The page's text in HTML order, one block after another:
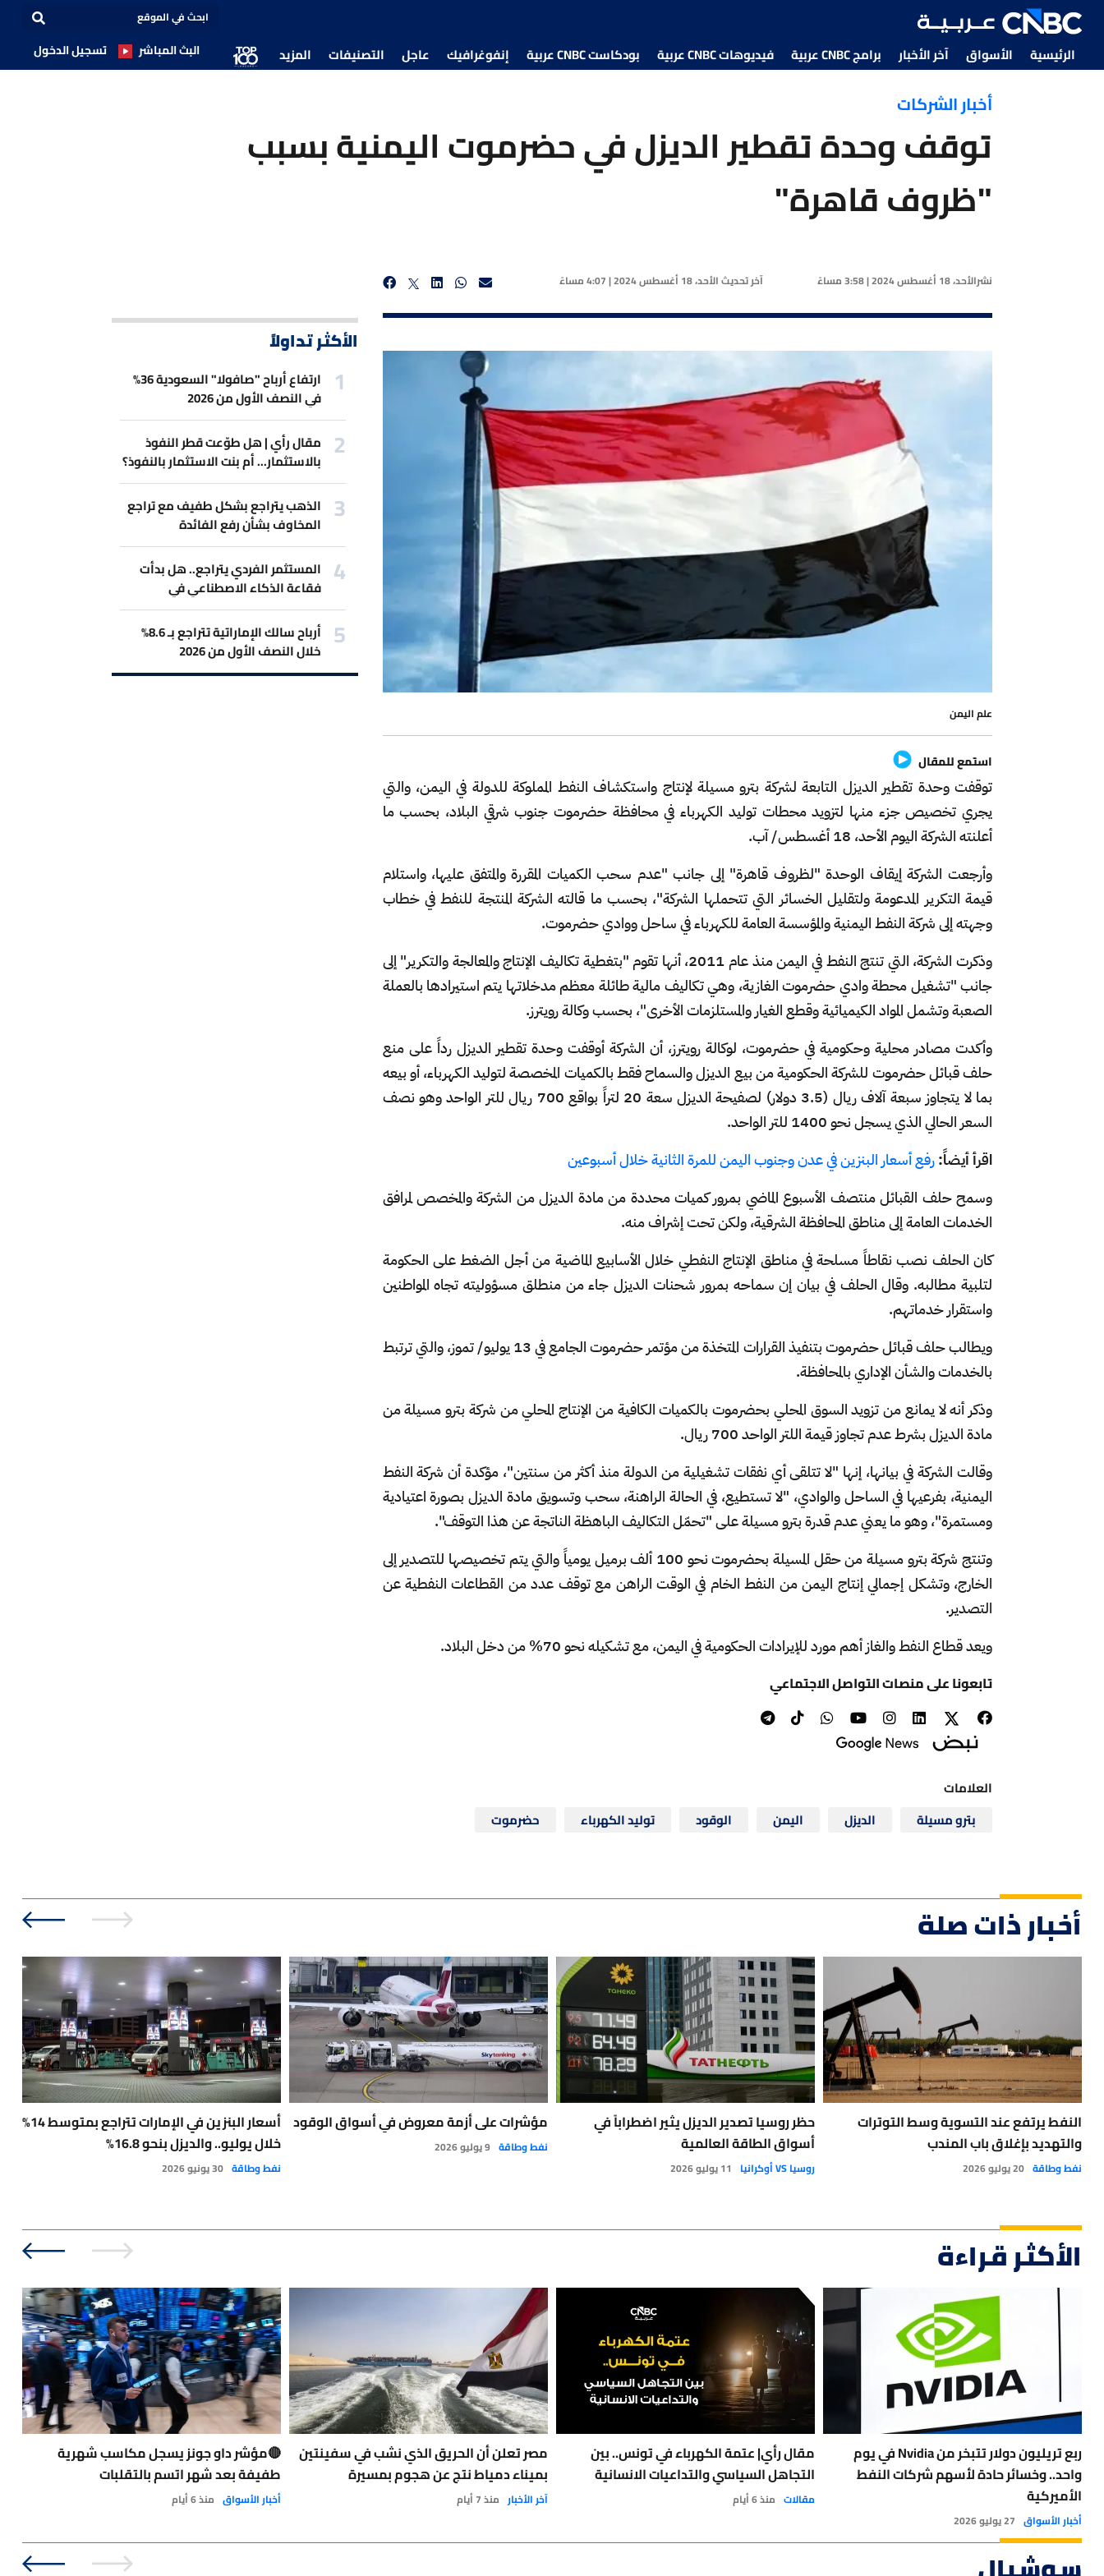
الرئيسية الأسواق آخر الأخبار برامج CNBC عربية فيديوهات CNBC عربية بودكاست CNBC عربية إنفوغرافيك عاجل التصنيفات المزيد البث المباشر تسجيل الدخول
أخبار الشركات
توقف وحدة تقطير الديزل في حضرموت اليمنية بسبب
"ظروف قاهرة"
نشرالأحد، 18 أغسطس 2024 | 3:58 مساءً آخر تحديثالأحد، 18 أغسطس 2024 | 4:07 مساءً
علم اليمن
استمع للمقال
توقفت وحدة تقطير الديزل التابعة لشركة بترو مسيلة لإنتاج واستكشاف النفط المملوكة للدولة في اليمن، والتي
يجري تخصيص جزء منها لتزويد محطات توليد الكهرباء في محافظة حضرموت جنوب شرقي البلاد، بحسب ما
أعلنته الشركة اليوم الأحد، 18 أغسطس/ آب.
وأرجعت الشركة إيقاف الوحدة "لظروف قاهرة" إلى جانب "عدم سحب الكميات المقررة والمتفق عليها، واستلام
قيمة التكرير المدعومة ولتقليل الخسائر التي تتحملها الشركة"، بحسب ما قالته الشركة المنتجة للنفط في خطاب
وجهته إلى شركة النفط اليمنية والمؤسسة العامة للكهرباء في ساحل ووادي حضرموت.
وذكرت الشركة، التي تنتج النفط في اليمن منذ عام 2011، أنها تقوم "بتغطية تكاليف الإنتاج والمعالجة والتكرير" إلى
جانب "تشغيل محطة وادي حضرموت الغازية، وهي تكاليف مالية طائلة معظم مدخلاتها يتم استيرادها بالعملة
الصعبة وتشمل المواد الكيميائية وقطع الغيار والمستلزمات الأخرى"، بحسب وكالة رويترز.
وأكدت مصادر محلية وحكومية في حضرموت، لوكالة رويترز، أن الشركة أوقفت وحدة تقطير الديزل رداً على منع
حلف قبائل حضرموت للشركة الحكومية من بيع الديزل والسماح فقط بالكميات المخصصة لتوليد الكهرباء، أو بيعه
بما لا يتجاوز سبعة آلاف ريال (3.5 دولار) لصفيحة الديزل سعة 20 لتراً بواقع 700 ريال للتر الواحد وهو نصف
السعر الحالي الذي يسجل نحو 1400 للتر الواحد.
اقرأ أيضاً:رفع أسعار البنزين في عدن وجنوب اليمن للمرة الثانية خلال أسبوعين
وسمح حلف القبائل منتصف الأسبوع الماضي بمرور كميات محددة من مادة الديزل من الشركة والمخصص لمرافق
الخدمات العامة إلى مناطق المحافظة الشرقية، ولكن تحت إشراف منه.
كان الحلف نصب نقاطاً مسلحة في مناطق الإنتاج النفطي خلال الأسابيع الماضية من أجل الضغط على الحكومة
لتلبية مطالبه. وقال الحلف في بيان إن سماحه بمرور شحنات الديزل جاء من منطلق مسؤوليته تجاه المواطنين
واستقرار خدماتهم.
ويطالب حلف قبائل حضرموت بتنفيذ القرارات المتخذة من مؤتمر حضرموت الجامع في 13 يوليو/ تموز، والتي ترتبط
بالخدمات والشأن الإداري بالمحافظة.
وذكر أنه لا يمانع من تزويد السوق المحلي بحضرموت بالكميات الكافية من الإنتاج المحلي من شركة بترو مسيلة من
مادة الديزل بشرط عدم تجاوز قيمة اللتر الواحد 700 ريال.
وقالت الشركة في بيانها، إنها "لا تتلقى أي نفقات تشغيلية من الدولة منذ أكثر من سنتين"، مؤكدة أن شركة النفط
اليمنية، بفرعيها في الساحل والوادي، "لا تستطيع، في الحالة الراهنة، سحب وتسويق مادة الديزل بصورة اعتيادية
ومستمرة"، وهو ما يعني عدم قدرة بترو مسيلة على "تحمّل التكاليف الباهظة الناتجة عن هذا التوقف".
وتنتج شركة بترو مسيلة من حقل المسيلة بحضرموت نحو 100 ألف برميل يومياً والتي يتم تخصيصها للتصدير إلى
الخارج، وتشكل إجمالي إنتاج اليمن من النفط الخام في الوقت الراهن مع توقف عدد من القطاعات النفطية عن
التصدير.
ويعد قطاع النفط والغاز أهم مورد للإيرادات الحكومية في اليمن، مع تشكيله نحو 70% من دخل البلاد.
تابعونا على منصات التواصل الاجتماعي
العلامات
بترو مسيلة
الديزل اليمن الوقود توليد الكهرباء حضرموت
الأكثر تداولاً
ارتفاع أرباح "صافولا" السعودية 36%
في النصف الأول من 2026
مقال رأي | هل طوّعت قطر النفوذ
بالاستثمار... أم بنت الاستثمار بالنفوذ؟
الذهب يتراجع بشكل طفيف مع تراجع
المخاوف بشأن رفع الفائدة
المستثمر الفردي يتراجع.. هل بدأت
فقاعة الذكاء الاصطناعي في
الانكماش؟
أرباح سالك الإماراتية تتراجع بـ 8.6%
خلال النصف الأول من 2026
أخبار ذات صلة
النفط يرتفع عند التسوية وسط التوترات
والتهديد بإغلاق باب المندب
نفط وطاقة 20 يوليو 2026
حظر روسيا تصدير الديزل يثير اضطراباً في
أسواق الطاقة العالمية
روسيا VS أوكرانيا 11 يوليو 2026
مؤشرات على أزمة معروض في أسواق الوقود
نفط وطاقة 9 يوليو 2026
أسعار البنزين في الإمارات تتراجع بمتوسط 14%
خلال يوليو.. والديزل بنحو 16.8%
نفط وطاقة 30 يونيو 2026
الأكثر قراءة
ربع تريليون دولار تتبخر من Nvidia في يوم
واحد.. وخسائر حادة لأسهم شركات النفط
الأميركية
أخبار الأسواق 27 يوليو 2026
مقال رأي| عتمة الكهرباء في تونس.. بين
التجاهل السياسي والتداعيات الانسانية
مقالات منذ 6 أيام
مصر تعلن أن الحريق الذي نشب في سفينتين
بميناء دمياط نتج عن هجوم بمسيرة
آخر الأخبار منذ 7 أيام
🔴مؤشر داو جونز يسجل مكاسب شهرية
طفيفة بعد شهر اتسم بالتقلبات
أخبار الأسواق منذ 6 أيام